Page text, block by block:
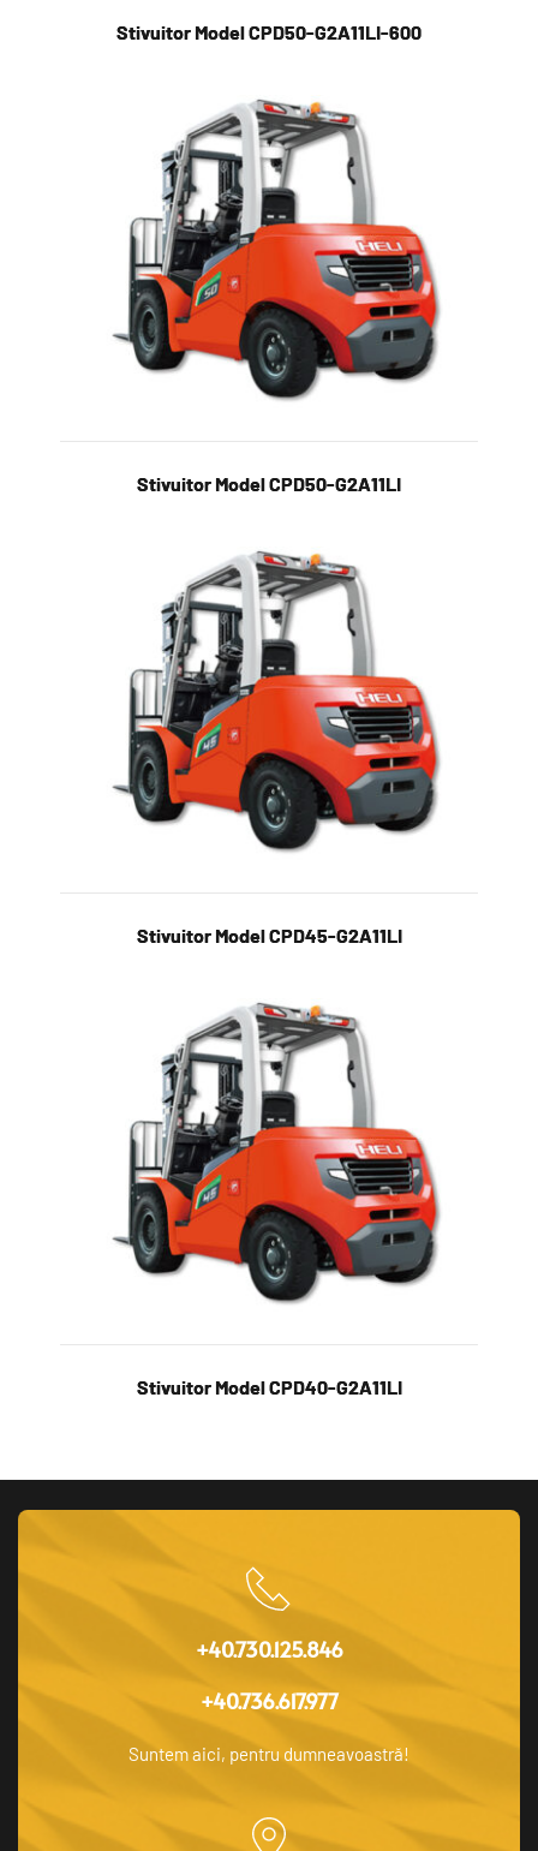
Stivuitor Model CPD50-G2A11LI-600
Stivuitor Model CPD50-G2A11LI
Stivuitor Model CPD45-G2A11LI
Stivuitor Model CPD40-G2A11LI
+40.730.125.846
+40.736.617.977
Suntem aici, pentru dumneavoastră!